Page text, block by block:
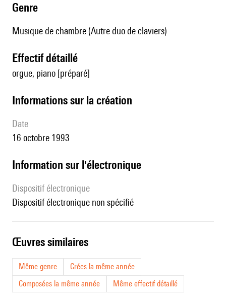
genre
Musique de chambre (Autre duo de claviers)
effectif détaillé
orgue, piano [préparé]
informations sur la création
date
16 octobre 1993
Information sur l'électronique
Dispositif électronique
dispositif électronique non spécifié
œuvres similaires
Même genre
Crées la même année
Composées la même année
Même effectif détaillé